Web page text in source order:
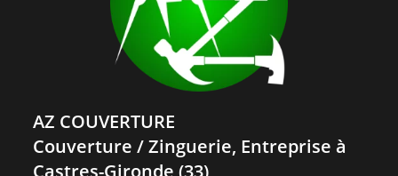
AZ COUVERTURE
Couverture / Zinguerie, Entreprise à
Castres-Gironde (33)